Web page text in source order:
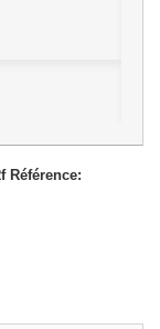
Référence: